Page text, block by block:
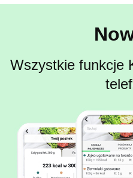
Wszystkie funkcje